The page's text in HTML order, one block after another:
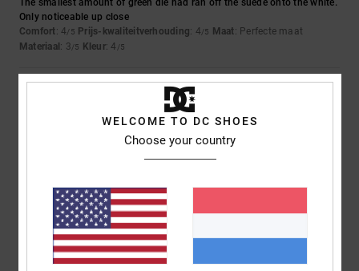
The smallest amount of green die had ran off the suede onto the white.
Only noticeable up close
Comfort: 4/5 Prijs-kwaliteitverhouding: 4/5 Maat: Perfecte maat
Materiaal : 3/5 Kleur: 4 /5
5/5
Mooie schoenen
Comfort: 4/5 Prijs-kwaliteitverhouding
Materiaal: 5/5 Kleur: 5/5
Ik raad dit product aan
WELCOME TO DC SHOES
Choose your country